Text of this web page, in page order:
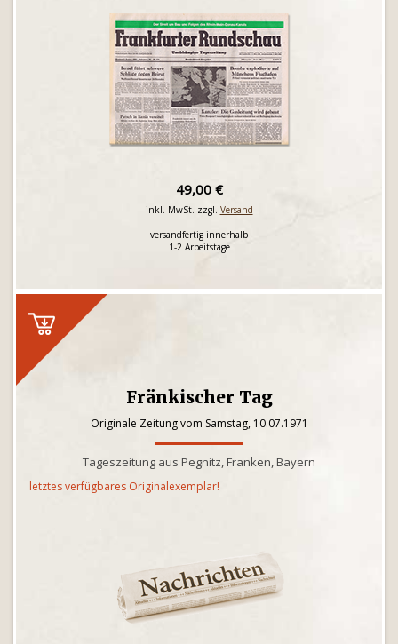
49,00 €
inkl. MwSt. zzgl. Versand
versandfertig innerhalb
1-2 Arbeitstage
Fränkischer Tag
Originale Zeitung vom Samstag, 10.07.1971
Tageszeitung aus Pegnitz, Franken, Bayern
letztes verfügbares Originalexemplar!